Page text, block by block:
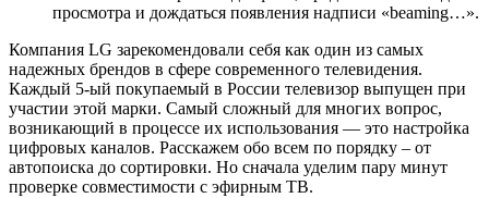
просмотра и дождаться появления надписи «beaming…».
Компания LG зарекомендовали себя как один из самых
надежных брендов в сфере современного телевидения.
Каждый 5-ый покупаемый в России телевизор выпущен при
участии этой марки. Самый сложный для многих вопрос,
возникающий в процессе их использования — это настройка
цифровых каналов. Расскажем обо всем по порядку ‒ от
автопоиска до сортировки. Но сначала уделим пару минут
проверке совместимости с эфирным ТВ.